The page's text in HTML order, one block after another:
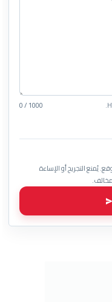
0 / 1000
يُمنع التجريح أو الإساءة